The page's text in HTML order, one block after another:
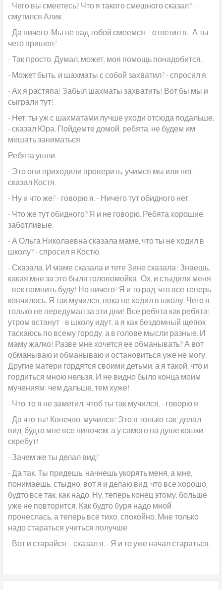
- Чего вы смеетесь? Что я такого смешного сказал? -
смутился Алик.
- Да ничего. Мы не над тобой смеемся, - ответил я. -А ты
чего пришел?
- Так просто. Думал, может, моя помощь понадобится.
- Может быть, и шахматы с собой захватил? - спросил я.
- Ах я растяпа! Забыл шахматы захватить! Вот бы мы и
сыграли тут!
- Нет, ты уж с шахматами лучше уходи отсюда подальше,
- сказал Юра. Пойдемте домой, ребята, не будем им
мешать заниматься.
Ребята ушли.
- Это они приходили проверить, учимся мы или нет, -
сказал Костя.
- Ну и что же? - говорю я. - Ничего тут обидного нет.
- Что же тут обидного? Я и не говорю. Ребята хорошие,
заботливые.
- А Ольга Николаевна сказала маме, что ты не ходил в
школу? - спросил я Костю.
- Сказала. И маме сказала и тете Зине сказала! Знаешь,
какая мне за это была головомойка! Ох, и стыдили меня
- век помнить буду! Но ничего! Я и то рад, что все теперь
кончилось. Я так мучился, пока не ходил в школу. Чего я
только не передумал за эти дни! Все ребята как ребята:
утром встанут - в школу идут, а я как бездомный щепок
таскаюсь по всему городу, а в голове мысли разные. И
маму жалко! Разве мне хочется ее обманывать? А вот
обманываю и обманываю и остановиться уже не могу.
Другие матери гордятся своими детьми, а я такой, что и
гордиться мною нельзя. И не видно было конца моим
мучениям: чем дальше, тем хуже!
- Что-то я не заметил, чтоб ты так мучился, - говорю я.
- Да что ты! Конечно, мучился! Это я только так, делал
вид, будто мне все нипочем, а у самого на душе кошки
скребут!
- Зачем же ты делал вид?
- Да так. Ты придешь, начнешь укорять меня, а мне,
понимаешь, стыдно, вот я и делаю вид, что все хорошо,
будто все так, как надо. Ну, теперь конец этому, больше
уже не повторится. Как будто буря надо мной
пронеслась, а теперь все тихо, спокойно. Мне только
надо стараться учиться получше.
- Вот и старайся, - сказал я. - Я и то уже начал стараться.